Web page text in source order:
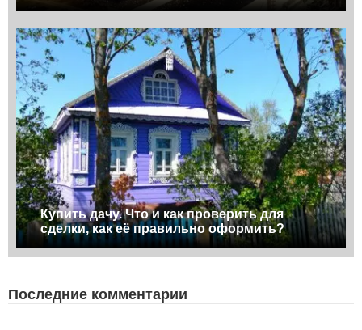
Купить дачу. Что и как проверить для
сделки, как её правильно оформить?
Последние комментарии